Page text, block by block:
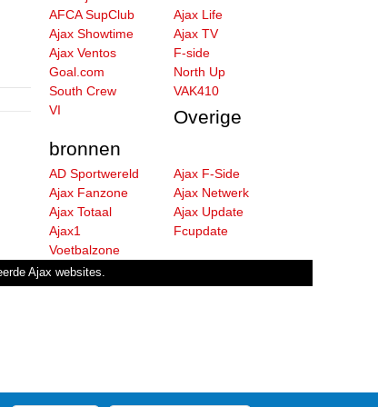
AFCA SupClub
Ajax Life
Ajax Showtime
Ajax TV
Ajax Ventos
F-side
Goal.com
North Up
South Crew
VAK410
VI
Overige
bronnen
AD Sportwereld
Ajax F-Side
Ajax Fanzone
Ajax Netwerk
Ajax Totaal
Ajax Update
Ajax1
Fcupdate
Voetbalzone
Ajax websites.